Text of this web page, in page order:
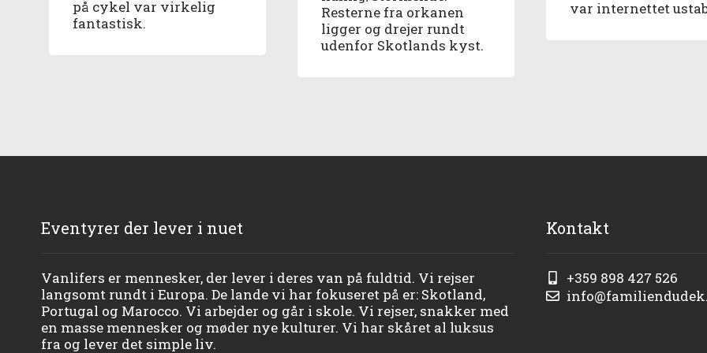
på cykel var virkelig
fantastisk.
Resterne fra orkanen
ligger og drejer rundt
udenfor Skotlands kyst.
var internettet
Eventyrer der lever i nuet
Vanlifers er mennesker, der lever i deres van på fuldtid. Vi rejser
langsomt rundt i Europa. De lande vi har fokuseret på er: Skotland,
Portugal og Marocco. Vi arbejder og går i skole. Vi rejser, snakker med
en masse mennesker og møder nye kulturer. Vi har skåret al luksus
fra og lever det simple liv.
Kontakt
+359 898 427 526